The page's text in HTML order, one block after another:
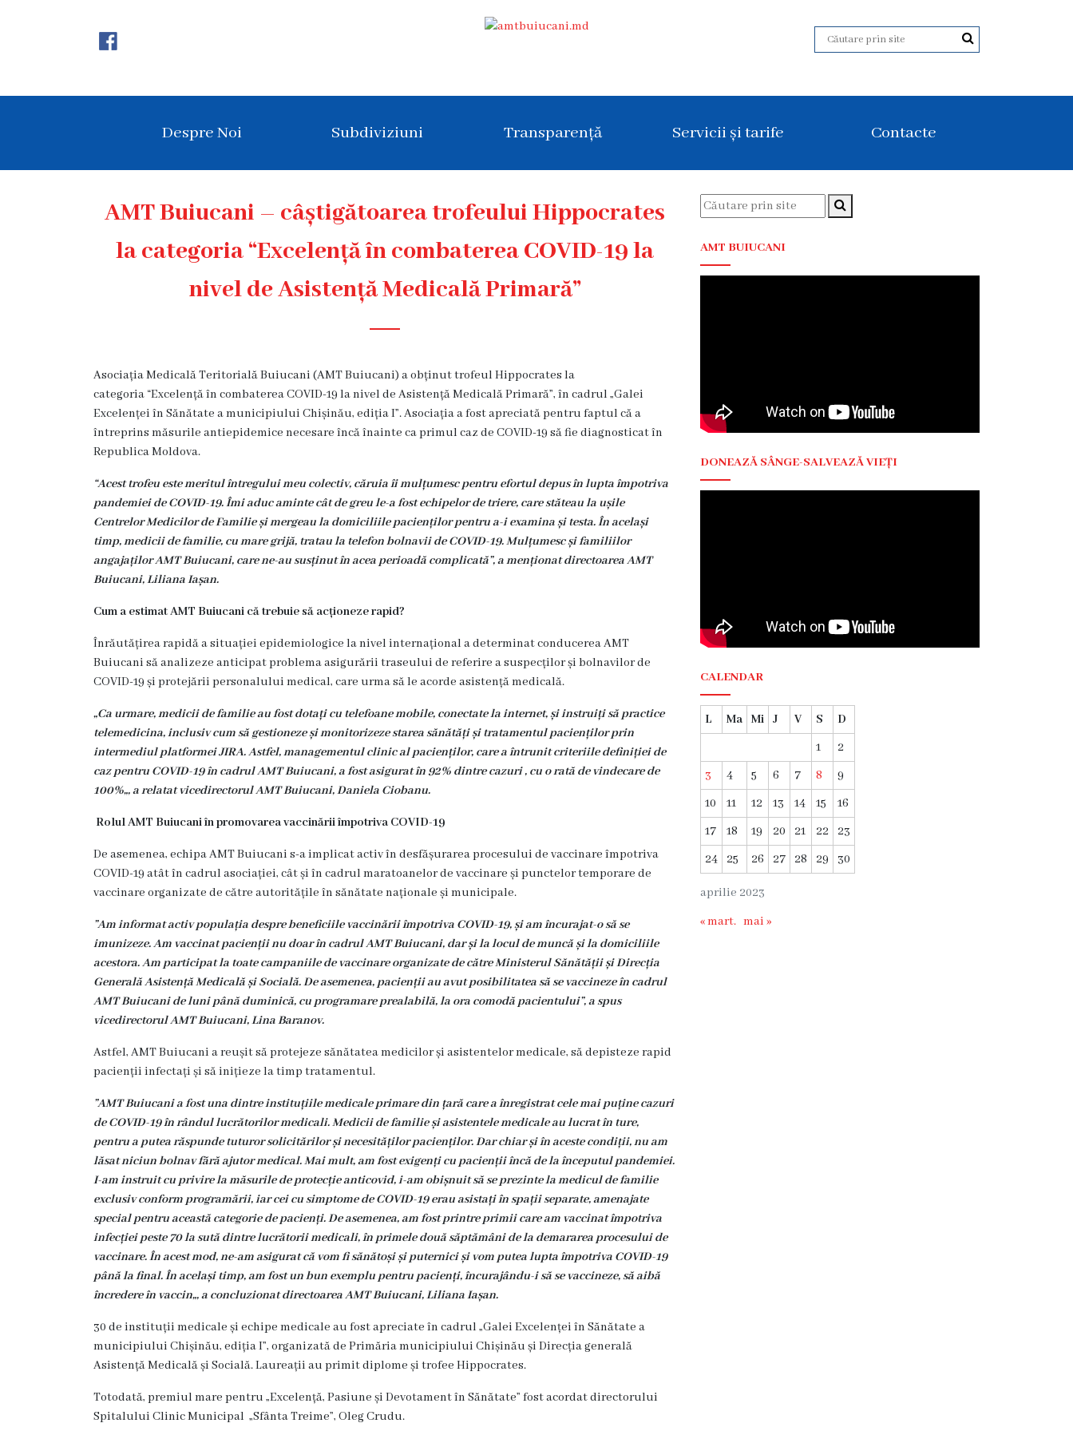
Acreditare
Organigrama
administrativă
Medicină
Familie
Medicină
Familie
Centrul
Sănătății
Femeii
Servicii
Consultative
Specializate
Medicină
Servicii
Consultative
Specializate
Ambulator
Staționar
medicilor
Despre Noi Subdiviziuni Transparență Servicii și tarife Contacte
AMT Buiucani – câștigătoarea trofeului Hippocrates
la categoria “Excelență în combaterea COVID-19 la
nivel de Asistență Medicală Primară”
Asociația Medicală Teritorială Buiucani (AMT Buiucani) a obținut trofeul Hippocrates la
categoria “Excelență în combaterea COVID-19 la nivel de Asistență Medicală Primară”, în cadrul „Galei
Excelenței în Sănătate a municipiului Chișinău, ediția I”. Asociația a fost apreciată pentru faptul că a
întreprins măsurile antiepidemice necesare încă înainte ca primul caz de COVID-19 să fie diagnosticat în
Republica Moldova.
“Acest trofeu este meritul întregului meu colectiv, căruia îi mulțumesc pentru efortul depus în lupta împotriva
pandemiei de COVID-19. Îmi aduc aminte cât de greu le-a fost echipelor de triere, care stăteau la ușile
Centrelor Medicilor de Familie și mergeau la domiciliile pacienților pentru a-i examina și testa. În același
timp, medicii de familie, cu mare grijă, tratau la telefon bolnavii de COVID-19. Mulțumesc și familiilor
angajaților AMT Buiucani, care ne-au susținut în acea perioadă complicată”, a menționat directoarea AMT
Buiucani, Liliana Iașan.
Cum a estimat AMT Buiucani că trebuie să acționeze rapid?
Înrăutățirea rapidă a situației epidemiologice la nivel internațional a determinat conducerea AMT
Buiucani să analizeze anticipat problema asigurării traseului de referire a suspecților și bolnavilor de
COVID-19 și protejării personalului medical, care urma să le acorde asistență medicală.
„Ca urmare, medicii de familie au fost dotați cu telefoane mobile, conectate la internet, și instruiți să practice
telemedicina, inclusiv cum să gestioneze și monitorizeze starea sănătăți și tratamentul pacienților prin
intermediul platformei JIRA. Astfel, managementul clinic al pacienților, care a întrunit criteriile definiției de
caz pentru COVID-19 în cadrul AMT Buiucani, a fost asigurat în 92% dintre cazuri , cu o rată de vindecare de
100%„, a relatat vicedirectorul AMT Buiucani, Daniela Ciobanu.
Rolul AMT Buiucani în promovarea vaccinării împotriva COVID-19
De asemenea, echipa AMT Buiucani s-a implicat activ în desfășurarea procesului de vaccinare împotriva
COVID-19 atât în cadrul asociației, cât și în cadrul maratoanelor de vaccinare și punctelor temporare de
vaccinare organizate de către autoritățile în sănătate naționale și municipale.
”Am informat activ populația despre beneficiile vaccinării împotriva COVID-19, și am încurajat-o să se
imunizeze. Am vaccinat pacienții nu doar în cadrul AMT Buiucani, dar și la locul de muncă și la domiciliile
acestora. Am participat la toate campaniile de vaccinare organizate de către Ministerul Sănătății și Direcția
Generală Asistență Medicală și Socială. De asemenea, pacienții au avut posibilitatea să se vaccineze în cadrul
AMT Buiucani de luni până duminică, cu programare prealabilă, la ora comodă pacientului”, a spus
vicedirectorul AMT Buiucani, Lina Baranov.
Astfel, AMT Buiucani a reușit să protejeze sănătatea medicilor și asistentelor medicale, să depisteze rapid
pacienții infectați și să inițieze la timp tratamentul.
”AMT Buiucani a fost una dintre instituțiile medicale primare din țară care a înregistrat cele mai puține cazuri
de COVID-19 în rândul lucrătorilor medicali. Medicii de familie și asistentele medicale au lucrat în ture,
pentru a putea răspunde tuturor solicitărilor și necesităților pacienților. Dar chiar și în aceste condiții, nu am
lăsat niciun bolnav fără ajutor medical. Mai mult, am fost exigenți cu pacienții încă de la începutul pandemiei.
I-am instruit cu privire la măsurile de protecție anticovid, i-am obișnuit să se prezinte la medicul de familie
exclusiv conform programării, iar cei cu simptome de COVID-19 erau asistați în spații separate, amenajate
special pentru această categorie de pacienți. De asemenea, am fost printre primii care am vaccinat împotriva
infecției peste 70 la sută dintre lucrătorii medicali, în primele două săptămâni de la demararea procesului de
vaccinare. În acest mod, ne-am asigurat că vom fi sănătoși și puternici și vom putea lupta împotriva COVID-19
până la final. În același timp, am fost un bun exemplu pentru pacienți, încurajându-i să se vaccineze, să aibă
încredere în vaccin„, a concluzionat directoarea AMT Buiucani, Liliana Iașan.
30 de instituții medicale și echipe medicale au fost apreciate în cadrul „Galei Excelenței în Sănătate a
municipiului Chișinău, ediția I”, organizată de Primăria municipiului Chișinău și Direcția generală
Asistență Medicală și Socială. Laureații au primit diplome și trofee Hippocrates.
Totodată, premiul mare pentru „Excelență, Pasiune și Devotament în Sănătate” fost acordat directorului
Spitalului Clinic Municipal „Sfânta Treime”, Oleg Crudu.
AMT BUIUCANI
DONEAZĂ SÂNGE-SALVEAZĂ VIEȚI
CALENDAR
aprilie 2023
L Ma Mi J V S
D
1
2
3
4 5 6 7 8
9
10
11 12 13 14 15
16
17
18 19 20 21 22
23
24
25 26 27 28 29 30
« mart. mai »